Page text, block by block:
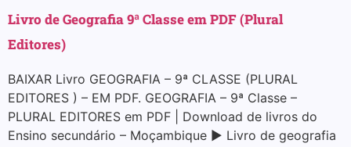
Livro de Geografia 9ª Classe em PDF (Plural
Editores)
BAIXAR Livro GEOGRAFIA – 9ª CLASSE (PLURAL
EDITORES ) – EM PDF. GEOGRAFIA – 9ª Classe –
PLURAL EDITORES em PDF | Download de livros do
Ensino secundário – Moçambique ▶ Livro de geografia